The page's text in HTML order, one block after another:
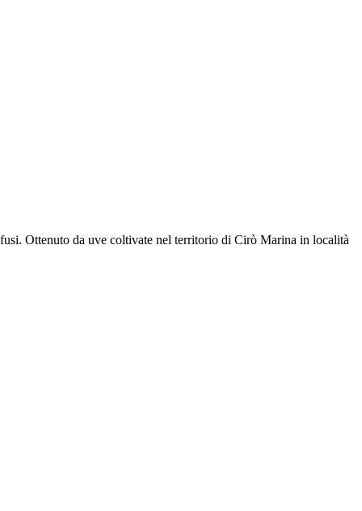
Ottenuto da uve coltivate nel territorio di Cirò Marina in località